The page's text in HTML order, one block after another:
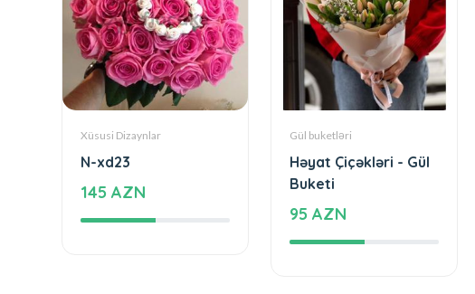
Xüsusi Dizaynlar
N-xd23
145 AZN
Gül buketləri
Həyat Çiçəkləri - Gül
Buketi
95 AZN